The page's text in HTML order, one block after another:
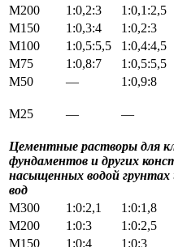
М200
1:0,2:3 1:0,1:2,5
М150
1:0,3:4 1:0,2:3
М100
1:0,5:5,5 1:0,4:4,5
М75
1:0,8:7 1:0,5:5,5
М50
— 1:0,9:8
М25 — —
Цементные растворы для
фундаментов и других
насыщенных водой
вод
М300
1:0:2,1 1:0:1,8
М200
1:0:3 1:0:2,5
М150
1:0:4 1:0:3